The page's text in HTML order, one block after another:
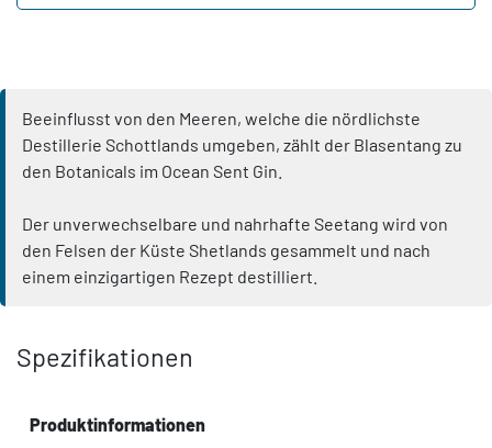
Beeinflusst von den Meeren, welche die nördlichste
Destillerie Schottlands umgeben, zählt der Blasentang zu
den Botanicals im Ocean Sent Gin.
Der unverwechselbare und nahrhafte Seetang wird von
den Felsen der Küste Shetlands gesammelt und nach
einem einzigartigen Rezept destilliert.
Spezifikationen
Produktinformationen